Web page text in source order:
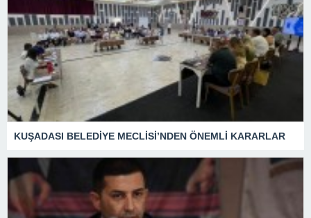
KUŞADASI BELEDİYE MECLİSİ’NDEN ÖNEMLİ KARARLAR